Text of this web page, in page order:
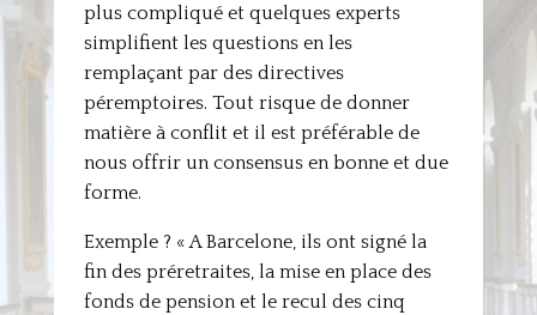
plus compliqué et quelques experts
simplifient les questions en les
remplaçant par des directives
péremptoires. Tout risque de donner
matière à conflit et il est préférable de
nous offrir un consensus en bonne et due
forme.
Exemple ? « A Barcelone, ils ont signé la
fin des préretraites, la mise en place des
fonds de pension et le recul des cinq